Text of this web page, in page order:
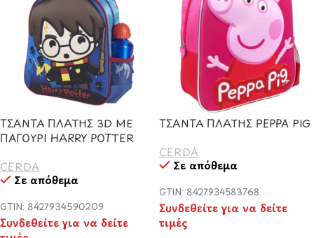
ΤΣΑΝΤΑ ΠΛΑΤΗΣ 3D ΜΕ
ΠΑΓΟΥΡΙ HARRY POTTER
CERDA
Σε απόθεμα
GTIN: 8427934590209
Συνδεθείτε για να δείτε
ΤΣΑΝΤΑ ΠΛΑΤΗΣ PEPPA PIG
CERDA
Σε απόθεμα
GTIN: 8427934583768
Συνδεθείτε για να δείτε
τιμές